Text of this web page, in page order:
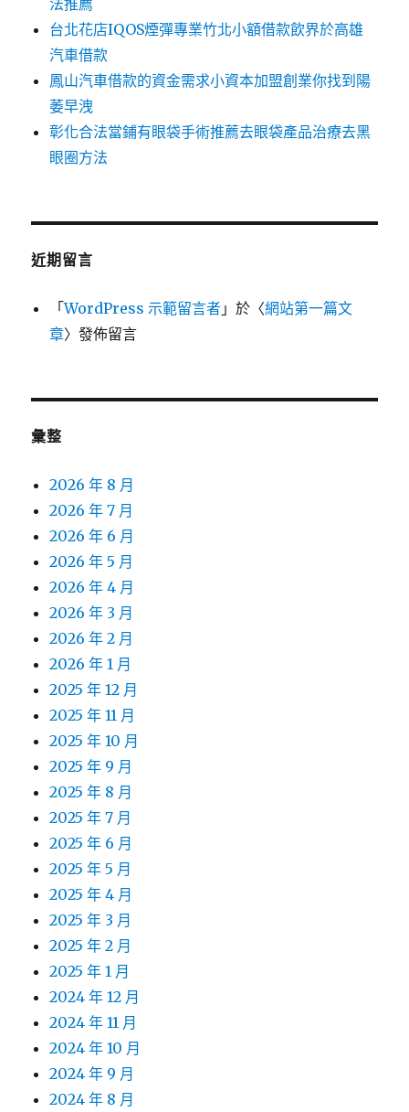
法推薦
台北花店IQOS煙彈專業竹北小額借款飲界於高雄
汽車借款
鳳山汽車借款的資金需求小資本加盟創業你找到陽
萎早洩
彰化合法當鋪有眼袋手術推薦去眼袋產品治療去黑
眼圈方法
近期留言
「WordPress 示範留言者 」於〈網站第一篇文
章〉發佈留言
彙整
2026 年 8 月
2026 年 7 月
2026 年 6 月
2026 年 5 月
2026 年 4 月
2026 年 3 月
2026 年 2 月
2026 年 1 月
2025 年 12 月
2025 年 11 月
2025 年 10 月
2025 年 9 月
2025 年 8 月
2025 年 7 月
2025 年 6 月
2025 年 5 月
2025 年 4 月
2025 年 3 月
2025 年 2 月
2025 年 1 月
2024 年 12 月
2024 年 11 月
2024 年 10 月
2024 年 9 月
2024 年 8 月